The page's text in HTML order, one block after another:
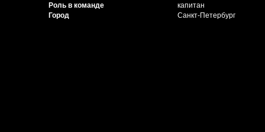
Роль в команде
капитан
Город
Санкт-Петербург